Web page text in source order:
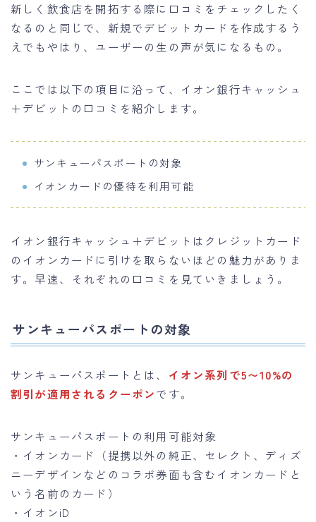
新しく飲食店を開拓する際に口コミをチェックしたく
なるのと同じで、新規でデビットカードを作成するう
えでもやはり、ユーザーの生の声が気になるもの。
ここでは以下の項目に沿って、イオン銀行キャッシュ
＋デビットの口コミを紹介します。
サンキューパスポートの対象
イオンカードの優待を利用可能
イオン銀行キャッシュ＋デビットはクレジットカード
のイオンカードに引けを取らないほどの魅力がありま
す。早速、それぞれの口コミを見ていきましょう。
サンキューパスポートの対象
サンキューパスポートとは、 イオン系列で5〜10%の
割引が適用されるクーポンです。
サンキューパスポートの利用可能対象
・イオンカード（提携以外の純正、セレクト、ディズ
ニーデザインなどのコラボ券面も含むイオンカードと
いう名前のカード）
・イオンiD